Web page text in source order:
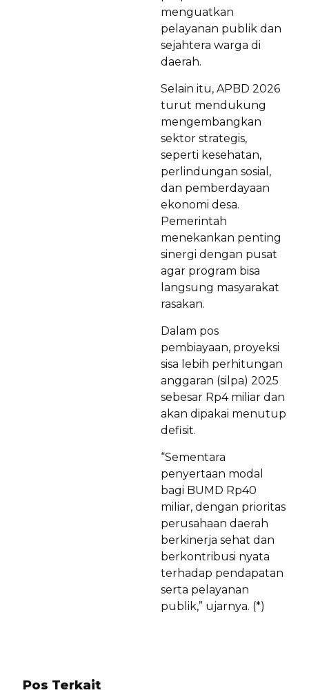
menguatkan
pelayanan publik dan
sejahtera warga di
daerah.
Selain itu, APBD 2026
turut mendukung
mengembangkan
sektor strategis,
seperti kesehatan,
perlindungan sosial,
dan pemberdayaan
ekonomi desa.
Pemerintah
menekankan penting
sinergi dengan pusat
agar program bisa
langsung masyarakat
rasakan.
Dalam pos
pembiayaan, proyeksi
sisa lebih perhitungan
anggaran (silpa) 2025
sebesar Rp4 miliar dan
akan dipakai menutup
defisit.
“Sementara
penyertaan modal
bagi BUMD Rp40
miliar, dengan prioritas
perusahaan daerah
berkinerja sehat dan
berkontribusi nyata
terhadap pendapatan
serta pelayanan
publik,” ujarnya. (*)
Pos Terkait